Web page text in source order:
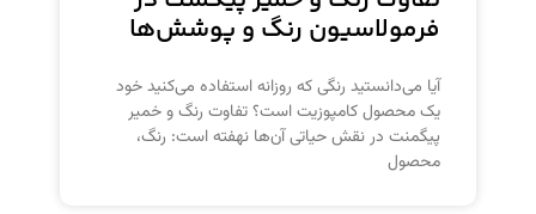
فرمولاسیون رنگ و پوشش‌ها
آیا می‌دانستید رنگی که روزانه استفاده می‌کنید خود
یک محصول کامپوزیت است؟ تفاوت رنگ و خمیر
پیگمنت در نقش حیاتی آن‌ها نهفته است: رنگ،
محصول